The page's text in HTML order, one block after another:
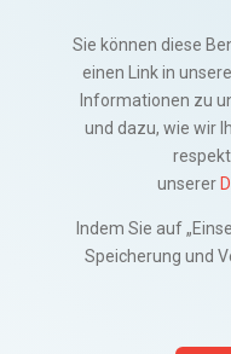
Sie können diese
einen Link in
Informationen zu
und dazu, wie wir
unserer
Indem Sie auf
Speicherung und